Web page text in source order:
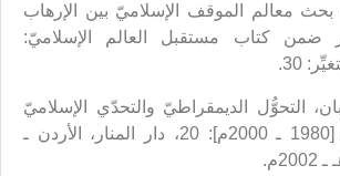
بحث معالم الموقف الإسلاميّ بين الإرهاب
ضمن كتاب مستقبل العالم الإسلاميّ:
30.
التحوُّل الديمقراطيّ والتحدّي الإسلاميّ
في العالم العربيّ [1980 ـ 2000م]: 20، دار المنار، الأردن ـ